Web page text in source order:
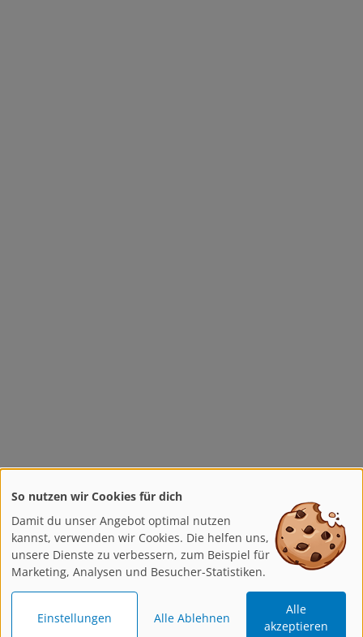
So nutzen wir Cookies für dich
Damit du unser Angebot optimal nutzen
kannst, verwenden wir Cookies. Die helfen uns,
unsere Dienste zu verbessern, zum Beispiel für
Marketing, Analysen und Besucher-Statistiken.
Einstellungen Alle Ablehnen
Alle
akzeptieren